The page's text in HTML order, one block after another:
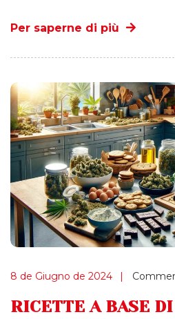
Per saperne di più
8 de Giugno de 2024
RICETTE A BASE